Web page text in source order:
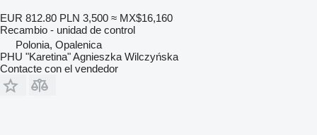
EUR 812.80 PLN 3,500 ≈ MX$16,160
Recambio - unidad de control
Polonia, Opalenica
PHU "Karetina" Agnieszka Wilczyńska
Contacte con el vendedor